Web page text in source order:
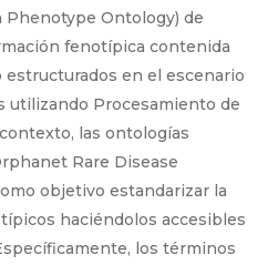
Ontology) de
fenotípica contenida
en el escenario
utilizando Procesamiento de
las ontologías
Rare Disease
objetivo estandarizar la
haciéndolos accesibles
los términos